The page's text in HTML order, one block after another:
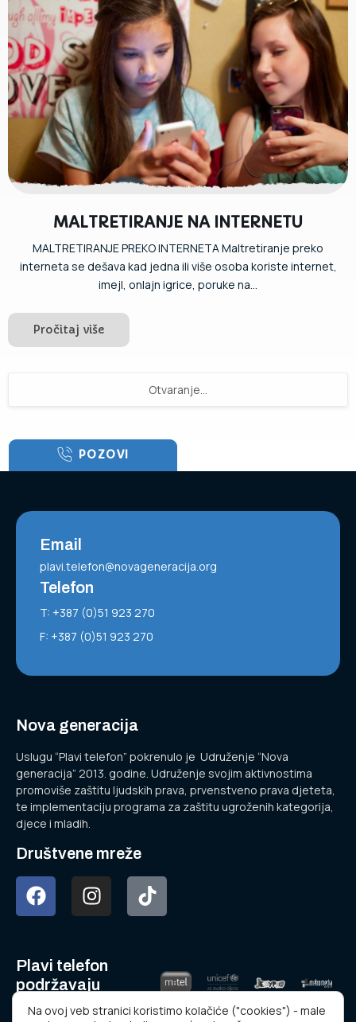
MALTRETIRANJE NA INTERNETU
MALTRETIRANJE PREKO INTERNETA Maltretiranje preko
interneta se dešava kad jedna ili više osoba koriste internet,
imejl, onlajn igrice, poruke na...
Pročitaj više
Otvaranje...
POZOVI
Email
plavi.telefon@novageneracija.org
Telefon
T: +387 (0)51 923 270
F: +387 (0)51 923 270
Nova generacija
Uslugu “Plavi telefon” pokrenulo je Udruženje “Nova
generacija” 2013. godine. Udruženje svojim aktivnostima
promoviše zaštitu ljudskih prava, prvenstveno prava djeteta,
te implementaciju programa za zaštitu ugroženih kategorija,
djece i mladih.
Društvene mreže
Plavi telefon
podržavaju
Na ovoj veb stranici koristimo kolačiće ("cookies") - male